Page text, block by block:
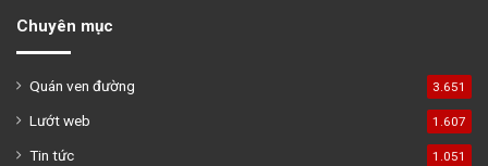
Chuyên mục
Quán ven đường 3.651
Lướt web 1.607
Tin tức 1.051